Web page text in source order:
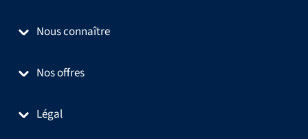
Nous connaître
Nos offres
Légal